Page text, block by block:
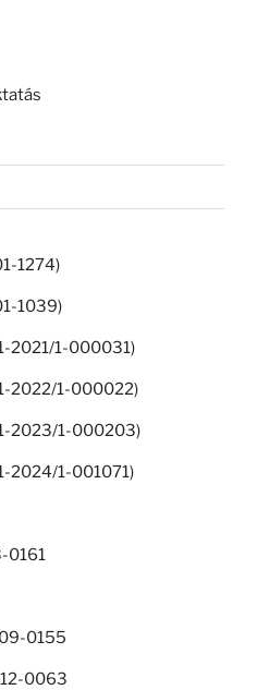
1274)
1039)
2021/1-000031)
2022/1-000022)
2023/1-000203)
2024/1-001071)
0161
0155
0063